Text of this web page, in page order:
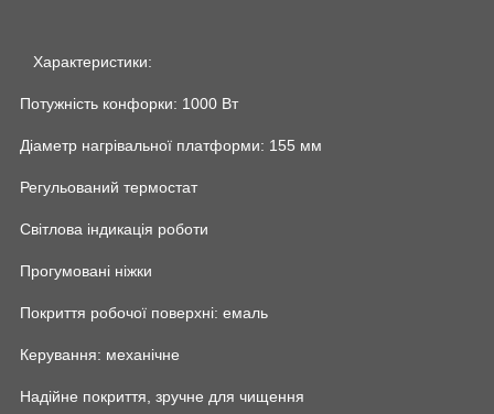
Характеристики:
Потужність конфорки: 1000 Вт
Діаметр нагрівальної платформи: 155 мм
Регульований термостат
Світлова індикація роботи
Прогумовані ніжки
Покриття робочої поверхні: емаль
Керування: механічне
Надійне покриття, зручне для чищення